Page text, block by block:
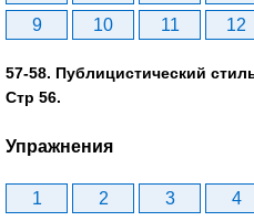
9
10 11 12
57-58. Публицистический
Стр 56.
Упражнения
1 2 3 4